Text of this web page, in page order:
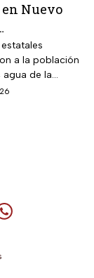
Nuevo
de
de Medio
para
los adultos
a la población
agua de la
abre en una
(se abre en una
(se abre en
(se abre
de Telegram (se
de
Cuenta de